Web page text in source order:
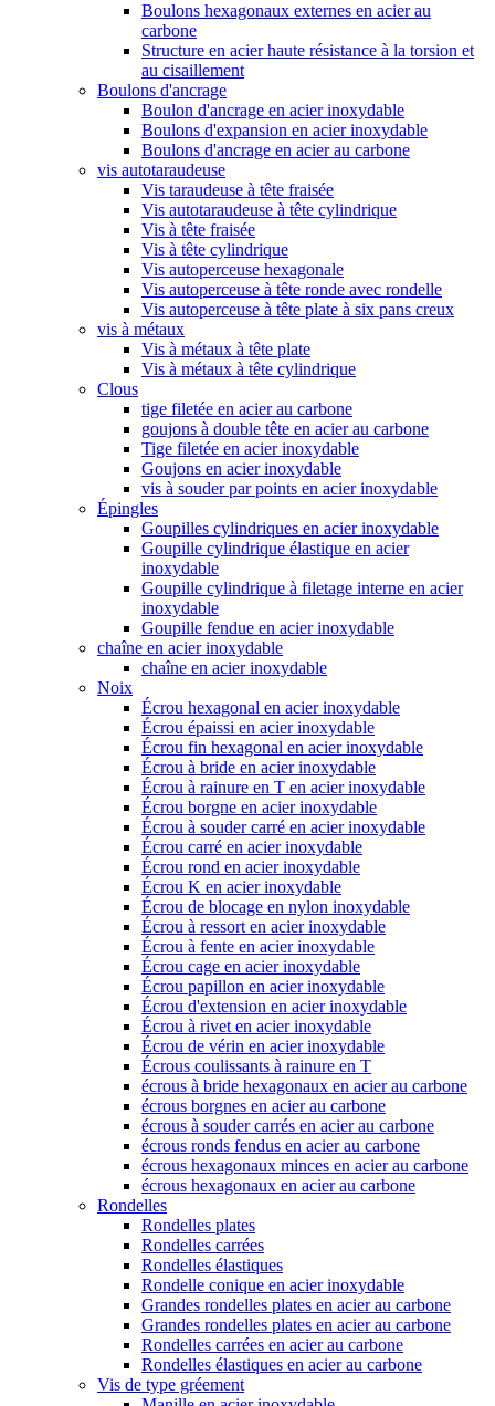
Boulons hexagonaux externes en acier au
carbone
Structure en acier haute résistance à la torsion et
au cisaillement
Boulons d'ancrage
Boulon d'ancrage en acier inoxydable
Boulons d'expansion en acier inoxydable
Boulons d'ancrage en acier au carbone
vis autotaraudeuse
Vis taraudeuse à tête fraisée
Vis autotaraudeuse à tête cylindrique
Vis à tête fraisée
Vis à tête cylindrique
Vis autoperceuse hexagonale
Vis autoperceuse à tête ronde avec rondelle
Vis autoperceuse à tête plate à six pans creux
vis à métaux
Vis à métaux à tête plate
Vis à métaux à tête cylindrique
Clous
tige filetée en acier au carbone
goujons à double tête en acier au carbone
Tige filetée en acier inoxydable
Goujons en acier inoxydable
vis à souder par points en acier inoxydable
Épingles
Goupilles cylindriques en acier inoxydable
Goupille cylindrique élastique en acier
inoxydable
Goupille cylindrique à filetage interne en acier
inoxydable
Goupille fendue en acier inoxydable
chaîne en acier inoxydable
chaîne en acier inoxydable
Noix
Écrou hexagonal en acier inoxydable
Écrou épaissi en acier inoxydable
Écrou fin hexagonal en acier inoxydable
Écrou à bride en acier inoxydable
Écrou à rainure en T en acier inoxydable
Écrou borgne en acier inoxydable
Écrou à souder carré en acier inoxydable
Écrou carré en acier inoxydable
Écrou rond en acier inoxydable
Écrou K en acier inoxydable
Écrou de blocage en nylon inoxydable
Écrou à ressort en acier inoxydable
Écrou à fente en acier inoxydable
Écrou cage en acier inoxydable
Écrou papillon en acier inoxydable
Écrou d'extension en acier inoxydable
Écrou à rivet en acier inoxydable
Écrou de vérin en acier inoxydable
Écrous coulissants à rainure en T
écrous à bride hexagonaux en acier au carbone
écrous borgnes en acier au carbone
écrous à souder carrés en acier au carbone
écrous ronds fendus en acier au carbone
écrous hexagonaux minces en acier au carbone
écrous hexagonaux en acier au carbone
Rondelles
Rondelles plates
Rondelles carrées
Rondelles élastiques
Rondelle conique en acier inoxydable
Grandes rondelles plates en acier au carbone
Grandes rondelles plates en acier au carbone
Rondelles carrées en acier au carbone
Rondelles élastiques en acier au carbone
Vis de type gréement